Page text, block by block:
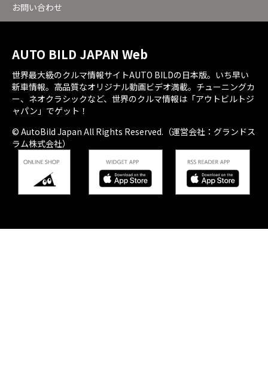
お問い合わせ
AUTO BILD JAPAN Web
世界最大級のクルマ情報サイトAUTO BILDの日本版。いち早い
新車情報。高品質なオリジナル動画ビデオ満載。チューニングカ
ー、ネオクラシックなど、世界のクルマ情報は「アウトビルトジ
ャパン」でゲット！
© AutoBild Japan All Rights Reserved.（運営会社：グランドス
ラム株式会社）